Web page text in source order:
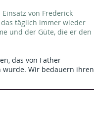
von Frederick
das täglich immer wieder
und der Güte, die er den
das von Father
wurde. Wir bedauern ihren